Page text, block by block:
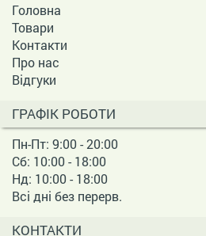
Головна
Товари
Контакти
Про нас
Відгуки
ГРАФІК РОБОТИ
Пн-Пт: 9:00 - 20:00
Сб: 10:00 - 18:00
Нд: 10:00 - 18:00
Всі дні без перерв.
КОНТАКТИ